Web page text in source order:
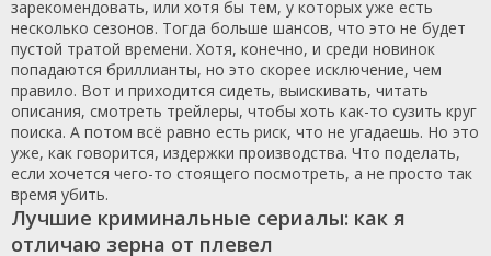
зарекомендовать, или хотя бы тем, у которых уже есть
несколько сезонов. Тогда больше шансов, что это не будет
пустой тратой времени. Хотя, конечно, и среди новинок
попадаются бриллианты, но это скорее исключение, чем
правило. Вот и приходится сидеть, выискивать, читать
описания, смотреть трейлеры, чтобы хоть как-то сузить круг
поиска. А потом всё равно есть риск, что не угадаешь. Но это
уже, как говорится, издержки производства. Что поделать,
если хочется чего-то стоящего посмотреть, а не просто так
время убить.
Лучшие криминальные сериалы: как я
отличаю зерна от плевел